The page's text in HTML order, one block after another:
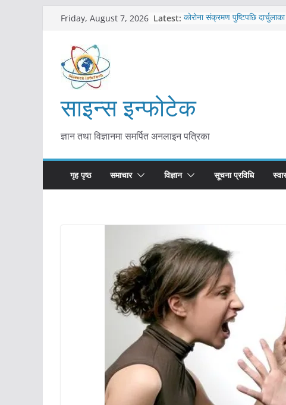
content
Friday, August 7, 2026 Latest: कोरोना संक्रमण पुष्टिपछि
काभ्रेपलाञ्चोकमा आयुर्वेद
आकर्षण बढ्दै
साइन्स इन्फोटेक
ज्ञान तथा विज्ञानमा समर्पित अनलाइन पत्रिका
गृह पृष्ठ समाचार विज्ञान सूचना प्रविधि